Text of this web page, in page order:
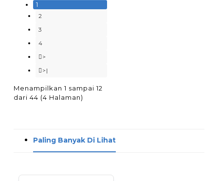
1
2
3
4
>
>|
Menampilkan 1 sampai 12
dari 44 (4 Halaman)
Paling Banyak Di Lihat